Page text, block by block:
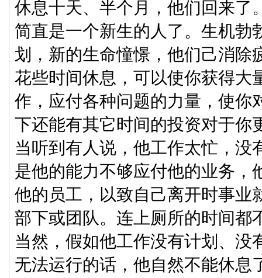
休息十天、半个月，他们回来了
简直是一个新生的人了。生机勃
划，新的生命憧憬，他们己消
花些时间休息，可以使你获得大
作，应付各种问题的力量，使你
下还能有其它时间的投资对于你
当听到有人说，他工作太忙，没
是他的能力不够应付他的业务，
他的员工，以致自己离开时事业
部下或团队。连上厕所的时间都
当然，假如他工作没有计划、没
无法运行的话，他自然不能休息